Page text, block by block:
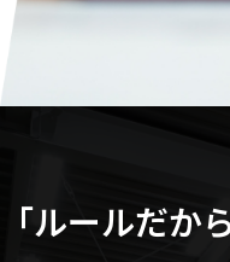
「ルールだか